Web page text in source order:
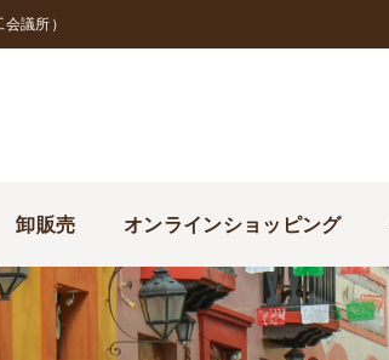
議所）
卸販売 オンラインショッピング